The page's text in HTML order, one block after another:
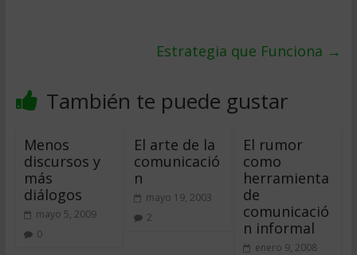
Estrategia que Funciona →
También te puede gustar
Menos
discursos y
más
diálogos
mayo 5, 2009
0
El arte de la
comunicació
n
mayo 19, 2003
2
El rumor
como
herramienta
de
comunicació
n informal
enero 9, 2008